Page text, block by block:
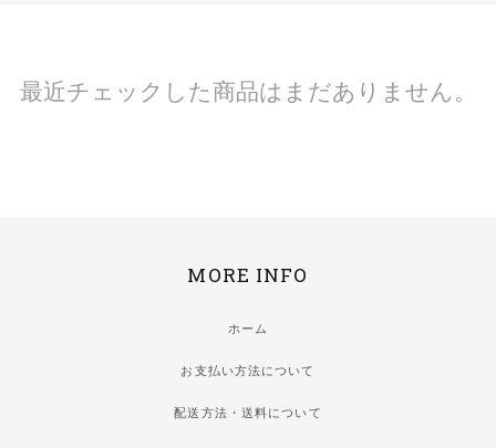
最近チェックした商品はまだありません。
MORE INFO
ホーム
お支払い方法について
配送方法・送料について